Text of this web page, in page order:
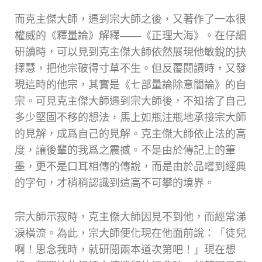
而克主傑大師，遇到宗大師之後，又著作了一本很
權威的《釋量論》解釋——《正理大海》。在仔細
研讀時，可以見到克主傑大師依然展現他敏銳的抉
擇慧，把他宗破得寸草不生。但反覆閱讀時，又發
現這時的他宗，其實是《七部量論除意闇論》的自
宗。可見克主傑大師遇到宗大師後，不知捨了自己
多少堅固不移的想法，馬上如瓶注瓶地承接宗大師
的見解，成爲自己的見解。克主傑大師依止法的高
度，讓後輩的我爲之震撼。不是由於傳記上的筆
墨，更不是口耳相傳的傳說，而是由於品嚐到經典
的字句，才稍稍認識到這高不可攀的境界。
宗大師示寂時，克主傑大師因見不到他，而經常涕
淚橫流。為此，宗大師便化現在他面前說：「徒兒
啊！思念我時，就研閱兩本道次第吧！」現在想